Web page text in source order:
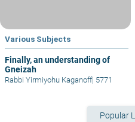
Various Subjects
Finally, an understanding of
Gneizah
Rabbi Yirmiyohu Kaganoff| 5771
Popular